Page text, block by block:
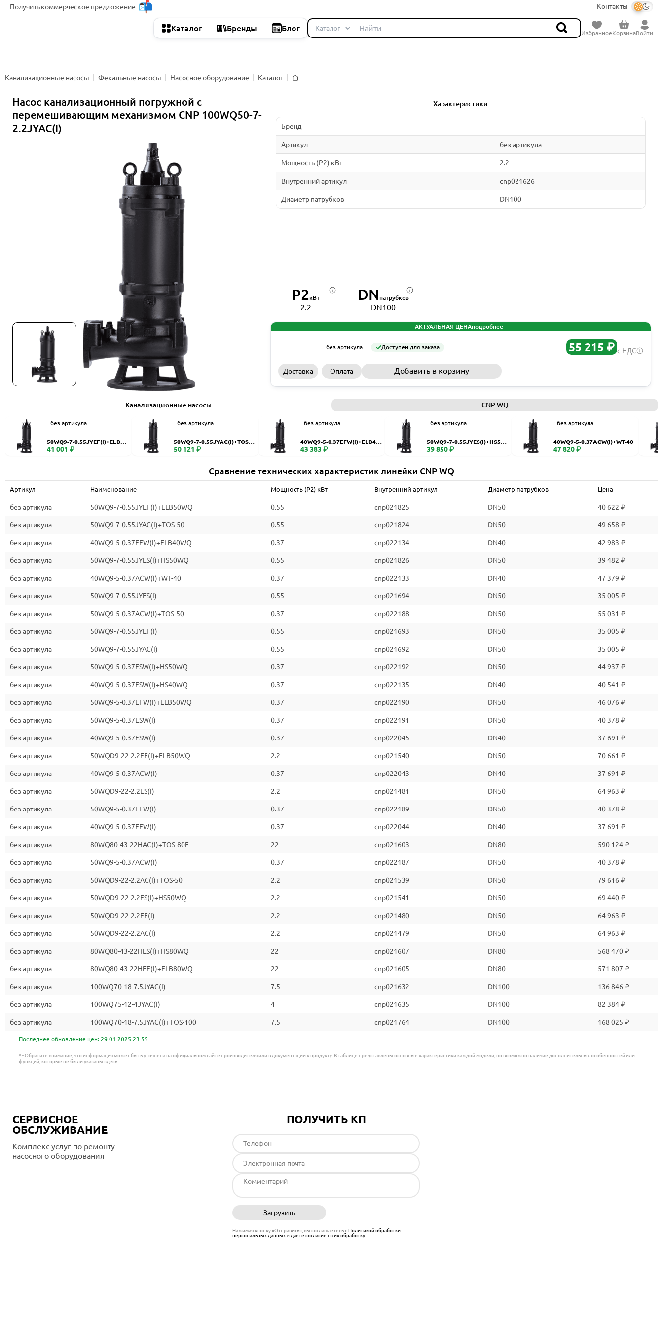
Получитькоммерческое предложение Контакты
Каталог Бренды Блог
ИзбранноеКорзинаВойти
Канализационные насосы Фекальные насосы Насосное оборудование
Каталог
Насос канализационный погружной с
перемешивающим механизмом CNP 100WQ50-7-
2.2JYAC(I)
Характеристики
Бренд
Артикул без артикула
Мощность (P2) кВт 2.2
Внутренний артикул cnp021626
Диаметр патрубков DN100
P2кВт
2.2
DN патрубков
DN100
АКТУАЛЬНАЯ ЦЕНАподробнее
без артикула Доступен для заказа 55 215 ₽ с НДС
Доставка Оплата Добавить в корзину
Канализационные насосы CNP WQ
без артикула
50WQ9-7-0.55JYEF(I)+ELB50
WQ
41 001 ₽
без артикула
50WQ9-7-0.55JYAC(I)+TOS-5
0
50 121 ₽
без артикула
40WQ9-5-0.37EFW(I)+ELB40
WQ
43 383 ₽
без артикула
50WQ9-7-0.55JYES(I)+HS50
WQ
39 850 ₽
без артикула
40WQ9-5-0.37ACW(I)+WT-40
47 820 ₽
Сравнение технических характеристик линейки CNP WQ
Артикул Наименование Мощность (P2) кВт Внутренний артикул Диаметр патрубков Цена
без артикула 50WQ9-7-0.55JYEF(I)+ELB50WQ 0.55 cnp021825 DN50 40 622 ₽
без артикула 50WQ9-7-0.55JYAC(I)+TOS-50 0.55 cnp021824 DN50 49 658 ₽
без артикула 40WQ9-5-0.37EFW(I)+ELB40WQ 0.37 cnp022134 DN40 42 983 ₽
без артикула 50WQ9-7-0.55JYES(I)+HS50WQ 0.55 cnp021826 DN50 39 482 ₽
без артикула 40WQ9-5-0.37ACW(I)+WT-40 0.37 cnp022133 DN40 47 379 ₽
без артикула 50WQ9-7-0.55JYES(I) 0.55 cnp021694 DN50 35 005 ₽
без артикула 50WQ9-5-0.37ACW(I)+TOS-50 0.37 cnp022188 DN50 55 031 ₽
без артикула 50WQ9-7-0.55JYEF(I) 0.55 cnp021693 DN50 35 005 ₽
без артикула 50WQ9-7-0.55JYAC(I) 0.55 cnp021692 DN50 35 005 ₽
без артикула 50WQ9-5-0.37ESW(I)+HS50WQ 0.37 cnp022192 DN50 44 937 ₽
без артикула 40WQ9-5-0.37ESW(I)+HS40WQ 0.37 cnp022135 DN40 40 541 ₽
без артикула 50WQ9-5-0.37EFW(I)+ELB50WQ 0.37 cnp022190 DN50 46 076 ₽
без артикула 50WQ9-5-0.37ESW(I) 0.37 cnp022191 DN50 40 378 ₽
без артикула 40WQ9-5-0.37ESW(I) 0.37 cnp022045 DN40 37 691 ₽
без артикула 50WQD9-22-2.2EF(I)+ELB50WQ 2.2 cnp021540 DN50 70 661 ₽
без артикула 40WQ9-5-0.37ACW(I) 0.37 cnp022043 DN40 37 691 ₽
без артикула 50WQD9-22-2.2ES(I) 2.2 cnp021481 DN50 64 963 ₽
без артикула 50WQ9-5-0.37EFW(I) 0.37 cnp022189 DN50 40 378 ₽
без артикула 40WQ9-5-0.37EFW(I) 0.37 cnp022044 DN40 37 691 ₽
без артикула 80WQ80-43-22HAC(I)+TOS-80F 22 cnp021603 DN80 590 124 ₽
без артикула 50WQ9-5-0.37ACW(I) 0.37 cnp022187 DN50 40 378 ₽
без артикула 50WQD9-22-2.2AC(I)+TOS-50 2.2 cnp021539 DN50 79 616 ₽
без артикула 50WQD9-22-2.2ES(I)+HS50WQ 2.2 cnp021541 DN50 69 440 ₽
без артикула 50WQD9-22-2.2EF(I) 2.2 cnp021480 DN50 64 963 ₽
без артикула 50WQD9-22-2.2AC(I) 2.2 cnp021479 DN50 64 963 ₽
без артикула 80WQ80-43-22HES(I)+HS80WQ 22 cnp021607 DN80 568 470 ₽
без артикула 80WQ80-43-22HEF(I)+ELB80WQ 22 cnp021605 DN80 571 807 ₽
без артикула 100WQ70-18-7.5JYAC(I) 7.5 cnp021632 DN100 136 846 ₽
без артикула 100WQ75-12-4JYAC(I) 4 cnp021635 DN100 82 384 ₽
без артикула 100WQ70-18-7.5JYAC(I)+TOS-100 7.5 cnp021764 DN100 168 025 ₽
Последнее обновление цен: 29.01.2025 23:55
* - Обратите внимание, что информация может быть уточнена на официальном сайте производителя или в документации к продукту. В таблице представлены основные характеристики каждой модели, но возможно наличие дополнительных особенностей или
функций, которые не были указаны здесь
СЕРВИСНОЕ
ОБСЛУЖИВАНИЕ
Комплекс услуг по ремонту
насосного оборудования
ПОЛУЧИТЬ КП
Загрузить
Нажимая кнопку «Отправить», вы соглашаетесь сПолитикой обработки
персональных данныхи даёте согласие на их обработку